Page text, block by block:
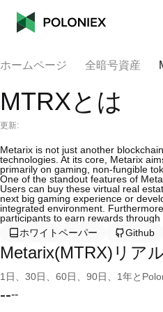
ホームページ 全暗号資産
MTRXとは
更新:
Metarix is not just another
technologies. At its core, Metarix
primarily on gaming, non-fungible
One of the standout features of
Users can buy these virtual real
next big gaming experience or
integrated environment.
participants to earn rewards
ホワイトペーパー
Github
Metarix(MTRX)リア
1日、30日、60日、90日、1年と
----